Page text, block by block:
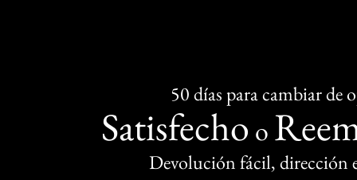
50 días para cambiar de
Satisfecho o
Devolución fácil, dirección